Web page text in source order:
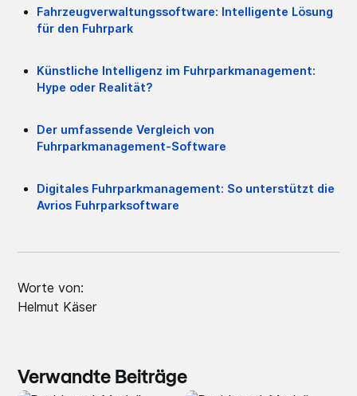
Fahrzeugverwaltungssoftware: Intelligente Lösung
für den Fuhrpark
Künstliche Intelligenz im Fuhrparkmanagement:
Hype oder Realität?
Der umfassende Vergleich von
Fuhrparkmanagement-Software
Digitales Fuhrparkmanagement: So unterstützt die
Avrios Fuhrparksoftware
Worte von:
Helmut Käser
Verwandte Beiträge